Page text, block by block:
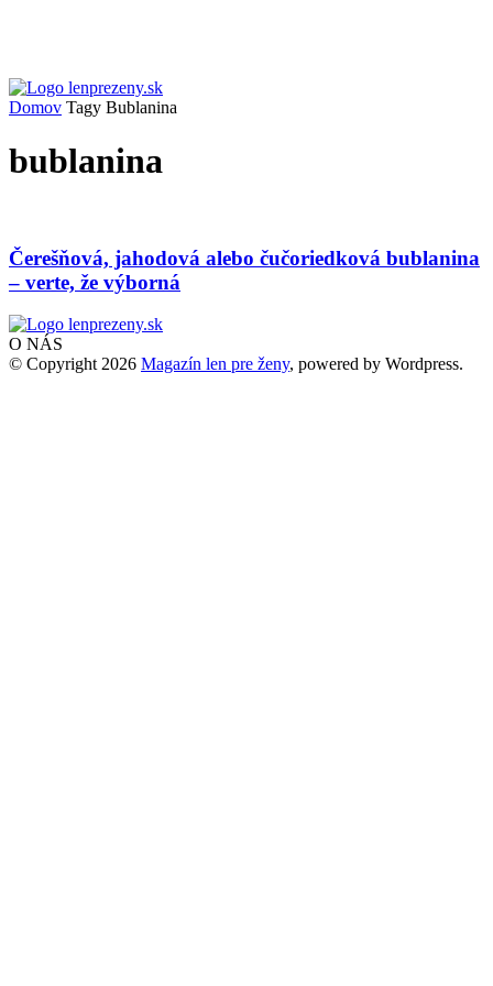
Domov Tagy Bublanina
bublanina
Čerešňová, jahodová alebo čučoriedková bublanina
– verte, že výborná
O NÁS
© Copyright 2026 Magazín len pre ženy, powered by Wordpress.